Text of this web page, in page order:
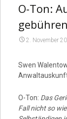
O-Ton:
2. November
Swen
O-Ton: Das
Fall nicht so